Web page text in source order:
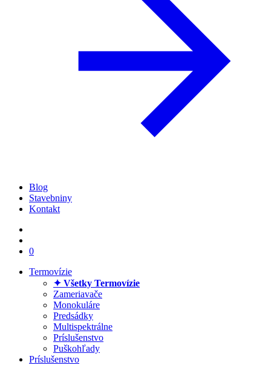
Blog
Stavebniny
Kontakt
0
Termovízie
✦ Všetky Termovízie
Zameriavače
Monokuláre
Predsádky
Multispektrálne
Príslušenstvo
Puškohľady
Príslušenstvo